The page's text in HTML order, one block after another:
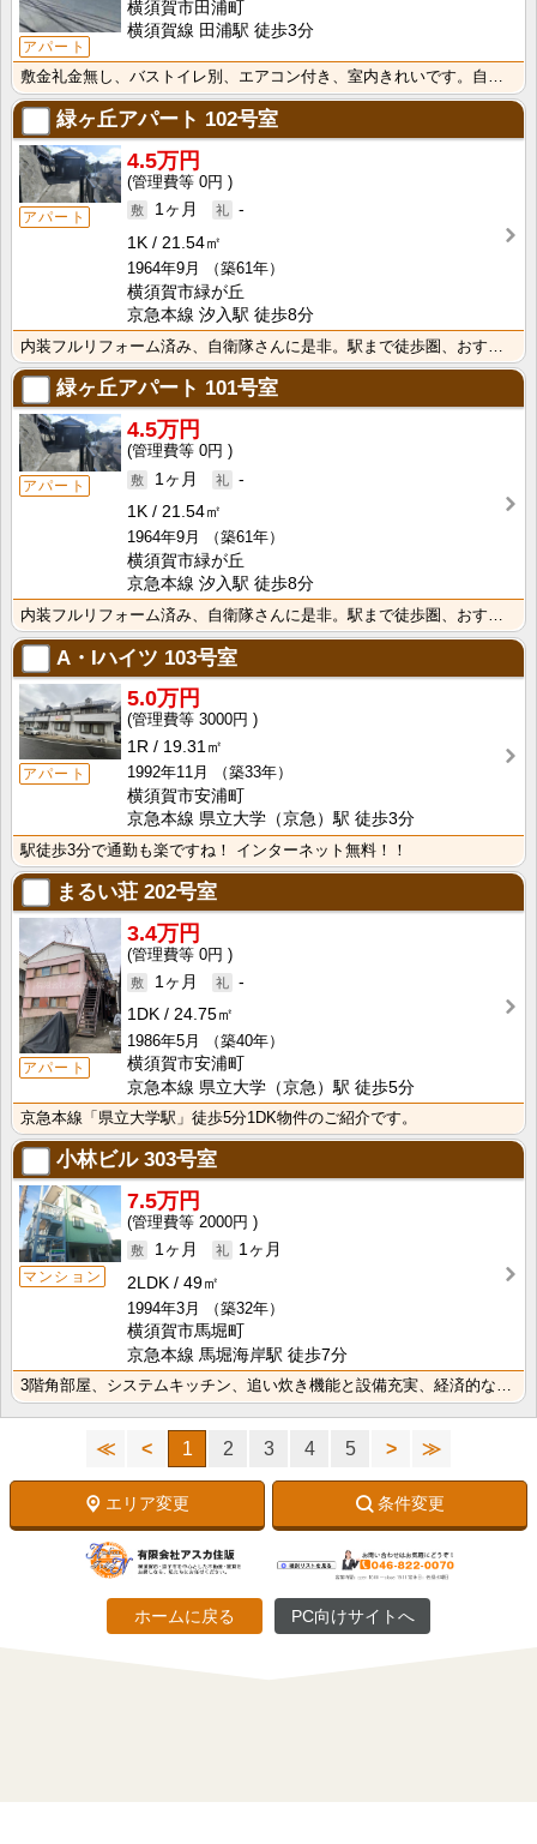
アパート
横須賀市田浦町
横須賀線 田浦駅 徒歩3分
敷金礼金無し、バストイレ別、エアコン付き、室内きれいです。自衛隊さんに是非
緑ヶ丘アパート 102号室
アパート
4.5万円
0円
1ヶ月
-
1K
21.54㎡
1964年9月
（築61年）
横須賀市緑が丘
京急本線 汐入駅 徒歩8分
緑ヶ丘アパート 101号室
アパート
4.5万円
0円
1ヶ月
-
1K
21.54㎡
1964年9月
（築61年）
横須賀市緑が丘
京急本線 汐入駅 徒歩8分
A・Iハイツ 103号室
アパート
5.0万円
3000円
1R
19.31㎡
1992年11月
（築33年）
横須賀市安浦町
京急本線 県立大学（京急）駅 徒歩3分
駅徒歩3分で通勤も楽ですね！ インターネット無料！！
まるい荘 202号室
アパート
3.4万円
0円
1ヶ月
-
1DK
24.75㎡
1986年5月
（築40年）
横須賀市安浦町
京急本線 県立大学（京急）駅 徒歩5分
京急本線「県立大学駅」徒歩5分1DK物件のご紹介です。
小林ビル303号室
マンション
7.5万円
2000円
1ヶ月
1ヶ月
2LDK
49㎡
1994年3月
（築32年）
横須賀市馬堀町
京急本線 馬堀海岸駅 徒歩7分
3階角部屋、システムキッチン、追い炊き機能と設備充実、経済的な都市ガス使用
≪ < 1 2 3 4 5 > ≫
エリア変更 条件変更
ホームに戻る PC向けサイトへ